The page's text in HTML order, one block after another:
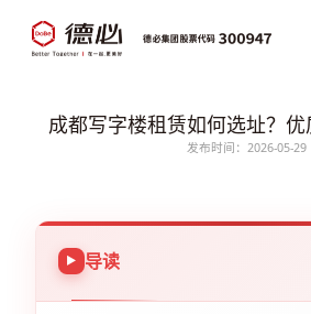
成都写字楼租赁如何选址？优
发布时间：2026-05-29
导读